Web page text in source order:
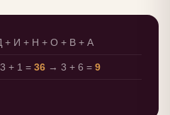
+ И + Н + О + В + А
+ 1 = 36 → 3 + 6 = 9